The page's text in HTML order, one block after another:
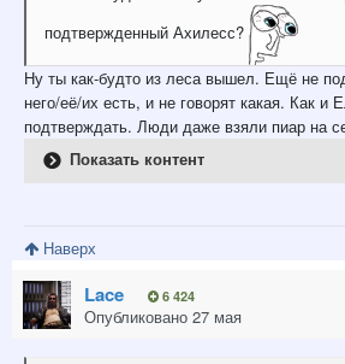
подтвержденный Ахилесс?
Ну ты как-будто из леса вышел. Ещё не
него/её/их есть, и не говорят какая. Как и
подтверждать. Люди даже взяли пиар на
Показать контент
Наверх
Lace 6 424
Опубликовано 27 мая